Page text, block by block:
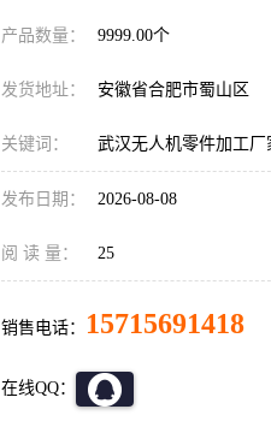
产品数量： 9999.00个
发货地址： 安徽省合肥市蜀山区
关键词： 武汉无人机零件加工厂
发布日期： 2026-08-08
阅 读 量： 25
销售电话： 15715691418
在线QQ：